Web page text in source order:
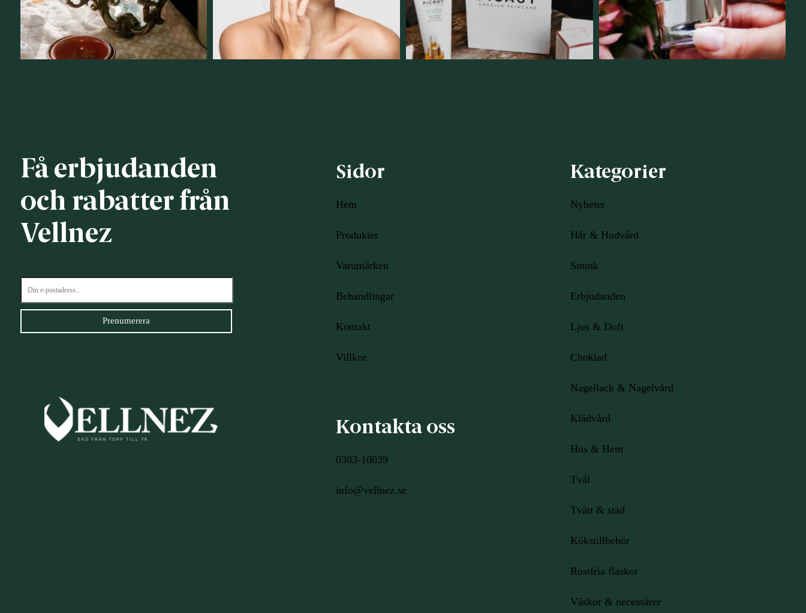
Få erbjudanden
och rabatter från
Vellnez
Sidor
Hem
Produkter
Varumärken
Behandlingar
Kontakt
Villkor
Kontakta oss
0303-10039
info@vellnez.se
Kategorier
Nyheter
Hår & Hudvård
Smink
Erbjudanden
Ljus & Doft
Choklad
Nagellack & Nagelvård
Klädvård
Hus & Hem
Tvål
Tvätt & städ
Kökstillbehör
Rostfria flaskor
Väskor & necessärer